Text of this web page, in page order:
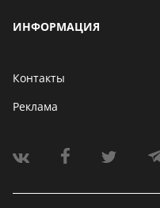
ИНФОРМАЦИЯ
Контакты
Реклама